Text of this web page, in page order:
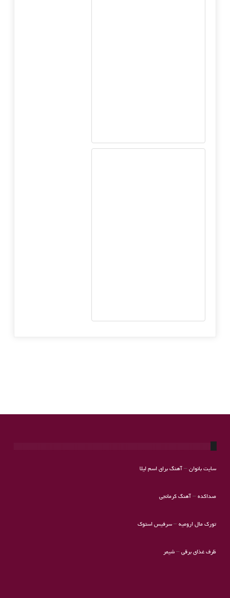
سایت بانوان– آهنگ برای اسم لیلا
صداکده– آهنگ کرمانجی
تورک مال ارومیه–سرفیس استوک
ظرف غذای برقی– شیمر